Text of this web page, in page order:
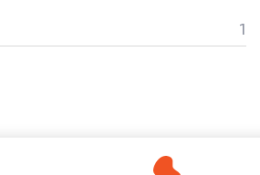
1